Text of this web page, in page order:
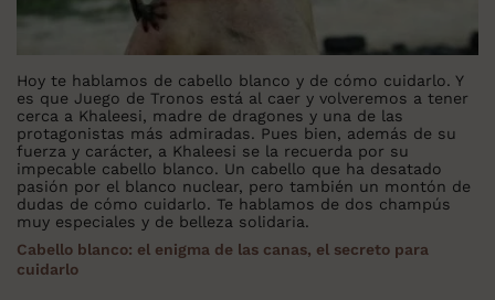
Hoy te hablamos de cabello blanco y de cómo cuidarlo. Y
es que Juego de Tronos está al caer y volveremos a tener
cerca a Khaleesi, madre de dragones y una de las
protagonistas más admiradas. Pues bien, además de su
fuerza y carácter, a Khaleesi se la recuerda por su
impecable cabello blanco. Un cabello que ha desatado
pasión por el blanco nuclear, pero también un montón de
dudas de cómo cuidarlo. Te hablamos de dos champús
muy especiales y de belleza solidaria.
Cabello blanco: el enigma de las canas, el secreto para
cuidarlo